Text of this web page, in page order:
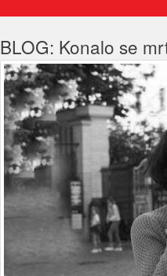
BLOG: Konalo se